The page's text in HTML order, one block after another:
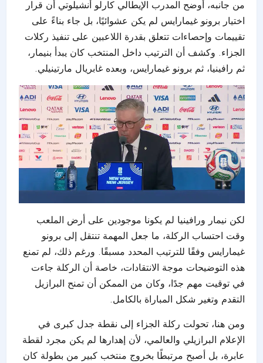
من جانبه، أوضح المدرب الإيطالي كارلو أنشيلوتي أن قرار
اختيار برونو غيمارايس لم يكن عشوائيًا، بل جاء بناءً على
تقييمات وإحصاءات تتعلق بقدرة اللاعبين على تنفيذ ركلات
الجزاء. وكشف أن الترتيب داخل المنتخب كان يبدأ بنيمار،
ثم رافينيا، ثم برونو غيمارايس، وبعده غابريال مارتينيلي.
لكن نيمار ورافينيا لم يكونا موجودين على أرض الملعب
وقت احتساب الركلة، ما جعل المهمة تنتقل إلى برونو
غيمارايس وفقًا للترتيب المحدد مسبقًا. ورغم ذلك، لم تمنع
هذه التوضيحات موجة الانتقادات، خاصة أن الركلة جاءت
في توقيت مهم جدًا، وكان من الممكن أن تمنح البرازيل
التقدم وتغير شكل المباراة بالكامل.
ومن هنا، تحولت ركلة الجزاء إلى نقطة جدل كبرى في
الإعلام البرازيلي والعالمي، لأن إهدارها لم يكن مجرد لقطة
عابرة، بل أصبح مرتبطًا بخروج منتخب كبير من بطولة كان